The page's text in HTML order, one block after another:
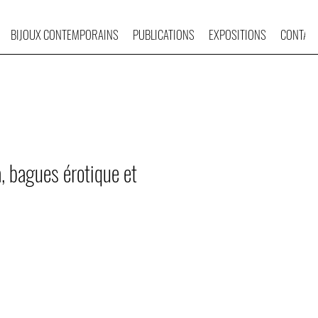
BIJOUX CONTEMPORAINS PUBLICATIONS EXPOSITIONS
bagues érotique et